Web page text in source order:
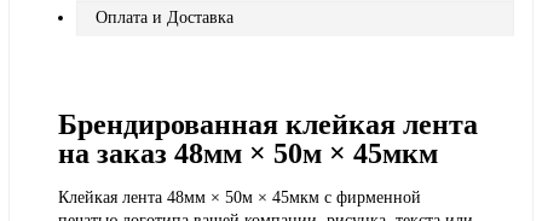
Оплата и Доставка
Брендированная клейкая лента
на заказ 48мм × 50м × 45мкм
Клейкая лента 48мм × 50м × 45мкм с фирменной